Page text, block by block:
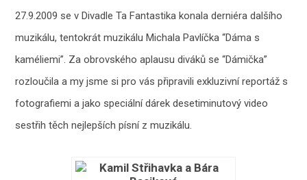
27.9.2009 se v Divadle Ta Fantastika konala derniéra dalšího
muzikálu, tentokrát muzikálu Michala Pavlíčka “Dáma s
kaméliemi”. Za obrovského aplausu diváků se “Dámička”
rozloučila a my jsme si pro vás připravili exkluzivní reportáž s
fotografiemi a jako speciální dárek desetiminutový video
sestřih těch nejlepších písní z muzikálu.